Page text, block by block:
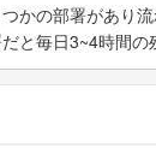
かの部署があり
と毎日3~4時間